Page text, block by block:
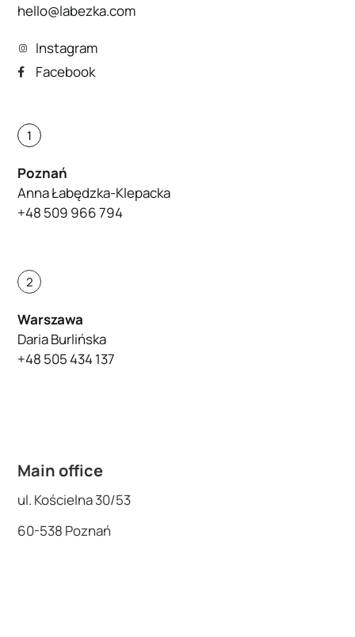
hello@labezka.com
Instagram
Facebook
1
Poznań
Anna Łabędzka-Klepacka
+48 509 966 794
2
Warszawa
Daria Burlińska
+48 505 434 137
Main office
ul. Kościelna 30/53
60-538 Poznań